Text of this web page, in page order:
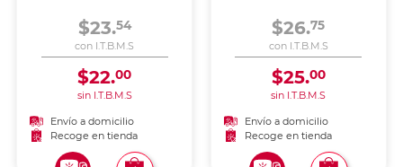
$23.54
con I.T.B.M.S
$22.00
sin I.T.B.M.S
Envío a domicilio
Recoge en tienda
$26.75
con I.T.B.M.S
$25.00
sin I.T.B.M.S
Envío a domicilio
Recoge en tienda